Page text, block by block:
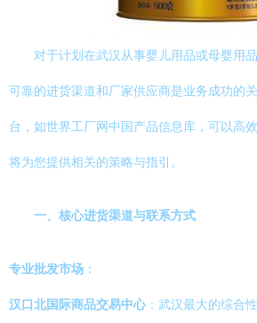
对于计划在武汉从事婴儿用品或母婴用
可靠的进货渠道和厂家供应商是业务成功的
台，如世界工厂网中国产品信息库，可以高
将为您提供相关的策略与指引。
一、核心进货渠道与联系方式
专业批发市场 ：
汉口北国际商品交易中心：武汉最大的综合